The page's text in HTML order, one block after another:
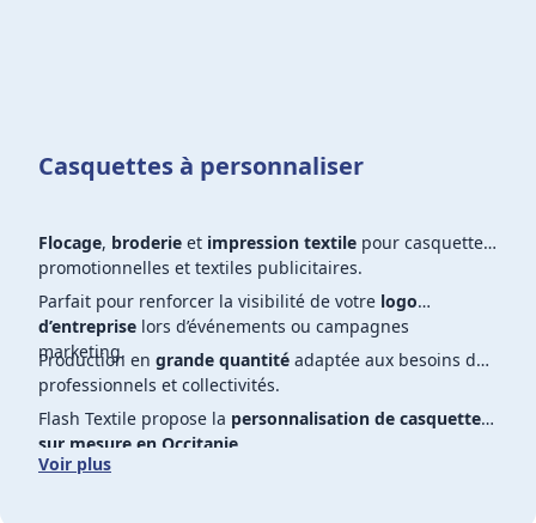
Casquettes à personnaliser
Flocage, broderie et impression textile pour casquettes
promotionnelles et textiles publicitaires.
Parfait pour renforcer la visibilité de votre logo
d’entreprise lors d’événements ou campagnes
marketing.
Production en grande quantité adaptée aux besoins des
professionnels et collectivités.
Flash Textile propose la personnalisation de casquettes
sur mesure en Occitanie
Voir plus